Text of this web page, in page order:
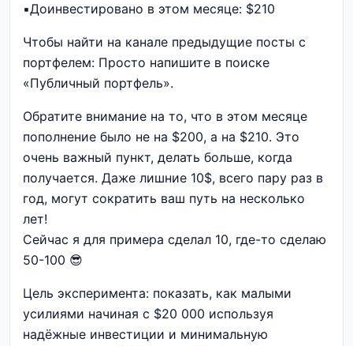
▪️Доинвестировано в этом месяце: $210
Чтобы найти на канале предыдущие посты с
портфелем: Просто напишите в поиске
«Публичный портфель».
Обратите внимание на то, что в этом месяце
пополнение было не на $200, а на $210. Это
очень важный пункт, делать больше, когда
получается. Даже лишние 10$, всего пару раз в
год, могут сократить ваш путь на несколько
лет!
Сейчас я для примера сделал 10, где-то сделаю
50-100 😎
Цель эксперимента: показать, как малыми
усилиями начиная с $20 000 используя
надёжные инвестиции и минимальную